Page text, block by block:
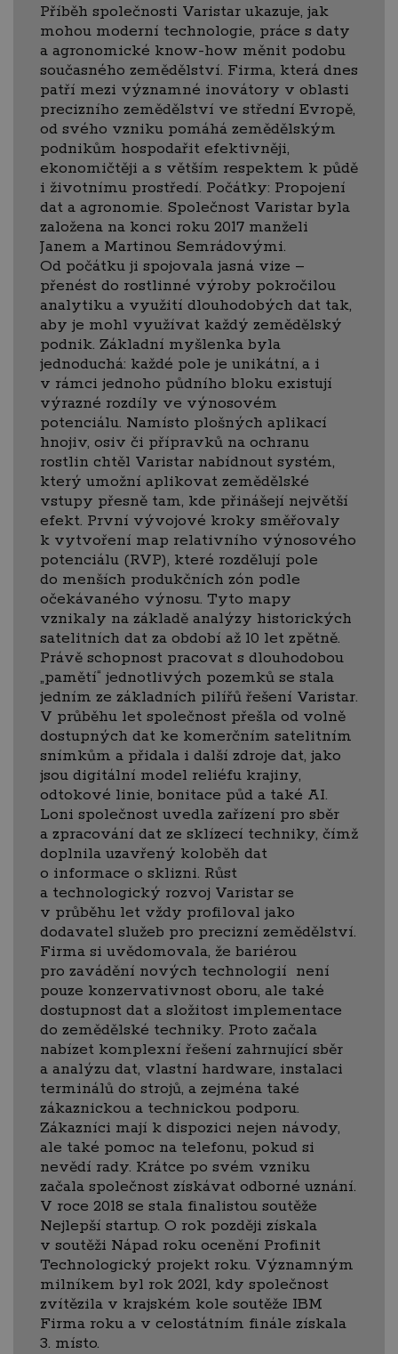
Příběh společnosti Varistar ukazuje, jak
mohou moderní technologie, práce s daty
a agronomické know-how měnit podobu
současného zemědělství. Firma, která dnes
patří mezi významné inovátory v oblasti
precizního zemědělství ve střední Evropě,
od svého vzniku pomáhá zemědělským
podnikům hospodařit efektivněji,
ekonomičtěji a s větším respektem k půdě
i životnímu prostředí. Počátky: Propojení
dat a agronomie. Společnost Varistar byla
založena na konci roku 2017 manželi
Janem a Martinou Semrádovými.
Od počátku ji spojovala jasná vize –
přenést do rostlinné výroby pokročilou
analytiku a využití dlouhodobých dat tak,
aby je mohl využívat každý zemědělský
podnik. Základní myšlenka byla
jednoduchá: každé pole je unikátní, a i
v rámci jednoho půdního bloku existují
výrazné rozdíly ve výnosovém
potenciálu. Namísto plošných aplikací
hnojiv, osiv či přípravků na ochranu
rostlin chtěl Varistar nabídnout systém,
který umožní aplikovat zemědělské
vstupy přesně tam, kde přinášejí největší
efekt. První vývojové kroky směřovaly
k vytvoření map relativního výnosového
potenciálu (RVP), které rozdělují pole
do menších produkčních zón podle
očekávaného výnosu. Tyto mapy
vznikaly na základě analýzy historických
satelitních dat za období až 10 let zpětně.
Právě schopnost pracovat s dlouhodobou
„pamětí“ jednotlivých pozemků se stala
jedním ze základních pilířů řešení Varistar.
V průběhu let společnost přešla od volně
dostupných dat ke komerčním satelitním
snímkům a přidala i další zdroje dat, jako
jsou digitální model reliéfu krajiny,
odtokové linie, bonitace půd a také AI.
Loni společnost uvedla zařízení pro sběr
a zpracování dat ze sklízecí techniky, čímž
doplnila uzavřený koloběh dat
o informace o sklizni. Růst
a technologický rozvoj Varistar se
v průběhu let vždy profiloval jako
dodavatel služeb pro precizní zemědělství.
Firma si uvědomovala, že bariérou
pro zavádění nových technologií není
pouze konzervativnost oboru, ale také
dostupnost dat a složitost implementace
do zemědělské techniky. Proto začala
nabízet komplexní řešení zahrnující sběr
a analýzu dat, vlastní hardware, instalaci
terminálů do strojů, a zejména také
zákaznickou a technickou podporu.
Zákazníci mají k dispozici nejen návody,
ale také pomoc na telefonu, pokud si
nevědí rady. Krátce po svém vzniku
začala společnost získávat odborné uznání.
V roce 2018 se stala finalistou soutěže
Nejlepší startup. O rok později získala
v soutěži Nápad roku ocenění Profinit
Technologický projekt roku. Významným
milníkem byl rok 2021, kdy společnost
zvítězila v krajském kole soutěže IBM
Firma roku a v celostátním finále získala
3. místo.